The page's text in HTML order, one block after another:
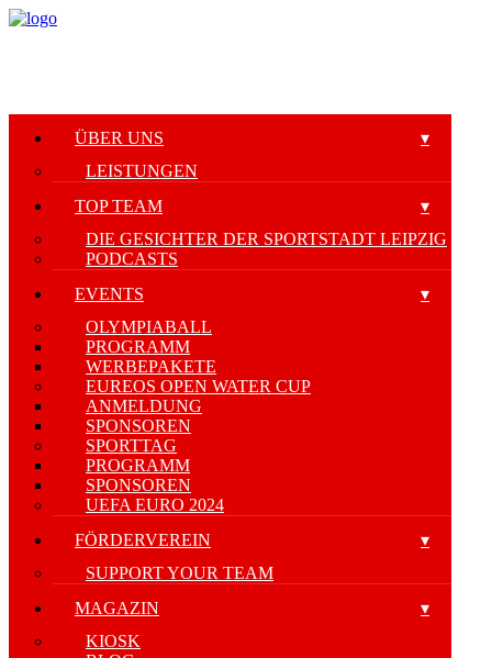
ÜBER UNS
LEISTUNGEN
TOP TEAM
DIE GESICHTER DER SPORTSTADT LEIPZIG
PODCASTS
EVENTS
OLYMPIABALL
PROGRAMM
WERBEPAKETE
EUREOS OPEN WATER CUP
ANMELDUNG
SPONSOREN
SPORTTAG
PROGRAMM
SPONSOREN
UEFA EURO 2024
FÖRDERVEREIN
SUPPORT YOUR TEAM
MAGAZIN
KIOSK